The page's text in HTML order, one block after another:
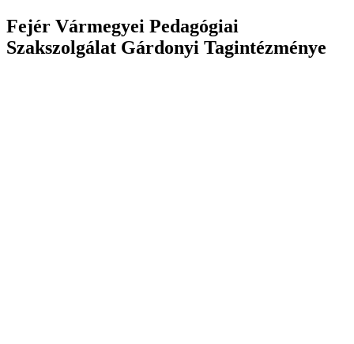
Fejér Vármegyei Pedagógiai
Szakszolgálat Gárdonyi Tagintézménye